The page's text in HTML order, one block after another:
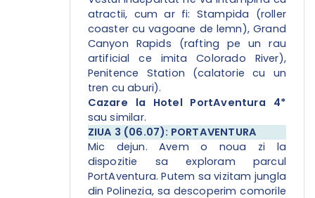
atractii, cum ar fi: Stampida (roller
coaster cu vagoane de lemn), Grand
Canyon Rapids (rafting pe un rau
artificial ce imita Colorado River),
Penitence Station (calatorie cu un
tren cu aburi).
Cazare la Hotel PortAventura 4*
sau similar.
ZIUA 3 (06.07): PORTAVENTURA
Mic dejun. Avem o noua zi la
dispozitie sa exploram parcul
PortAventura. Putem sa vizitam jungla
din Polinezia, sa descoperim comorile